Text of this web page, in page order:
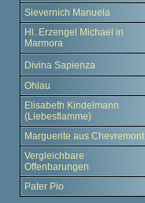
Sievernich Manuela
Hl. Erzengel Michael in
Marmora
Divina Sapienza
Ohlau
Elisabeth Kindelmann
(Liebesflamme)
Marguerite aus Chevremont
Vergleichbare
Offenbarungen
Pater Pio